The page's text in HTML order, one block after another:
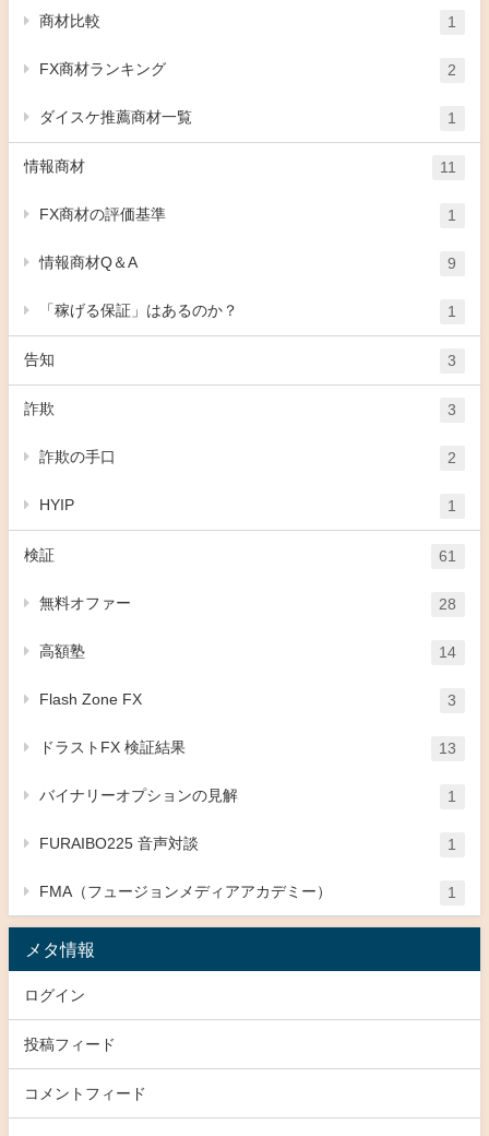
商材比較 1
FX商材ランキング 2
ダイスケ推薦商材一覧 1
情報商材 11
FX商材の評価基準 1
情報商材Q＆A 9
「稼げる保証」はあるのか？ 1
告知 3
詐欺 3
詐欺の手口 2
HYIP 1
検証 61
無料オファー 28
高額塾 14
Flash Zone FX 3
ドラストFX 検証結果 13
バイナリーオプションの見解 1
FURAIBO225 音声対談 1
FMA（フュージョンメディアアカデミー） 1
メタ情報
ログイン
投稿フィード
コメントフィード